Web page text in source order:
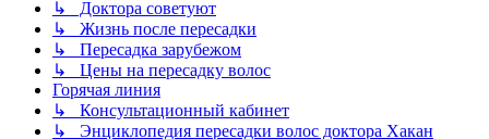
↳ Доктора советуют
↳ Жизнь после пересадки
↳ Пересадка зарубежом
↳ Цены на пересадку волос
Горячая линия
↳ Консультационный кабинет
↳ Энциклопедия пересадки волос доктора Хакан